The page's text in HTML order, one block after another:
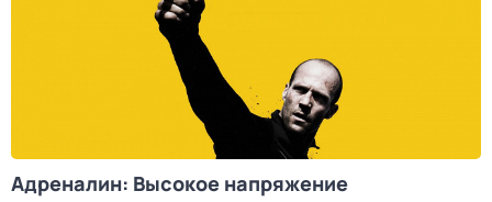
Адреналин: Высокое напряжение